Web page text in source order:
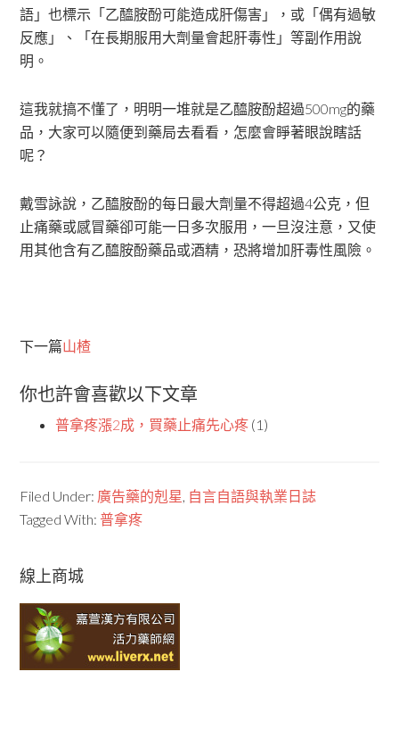
語」也標示「乙醯胺酚可能造成肝傷害」，或「偶有過敏
反應」、「在長期服用大劑量會起肝毒性」等副作用說
明。
這我就搞不懂了，明明一堆就是乙醯胺酚超過500mg的藥
品，大家可以隨便到藥局去看看，怎麼會睜著眼說瞎話
呢？
戴雪詠說，乙醯胺酚的每日最大劑量不得超過4公克，但
止痛藥或感冒藥卻可能一日多次服用，一旦沒注意，又使
用其他含有乙醯胺酚藥品或酒精，恐將增加肝毒性風險。
下一篇山楂
你也許會喜歡以下文章
普拿疼漲2成，買藥止痛先心疼 (1)
Filed Under: 廣告藥的剋星, 自言自語與執業日誌
Tagged With:普拿疼
線上商城